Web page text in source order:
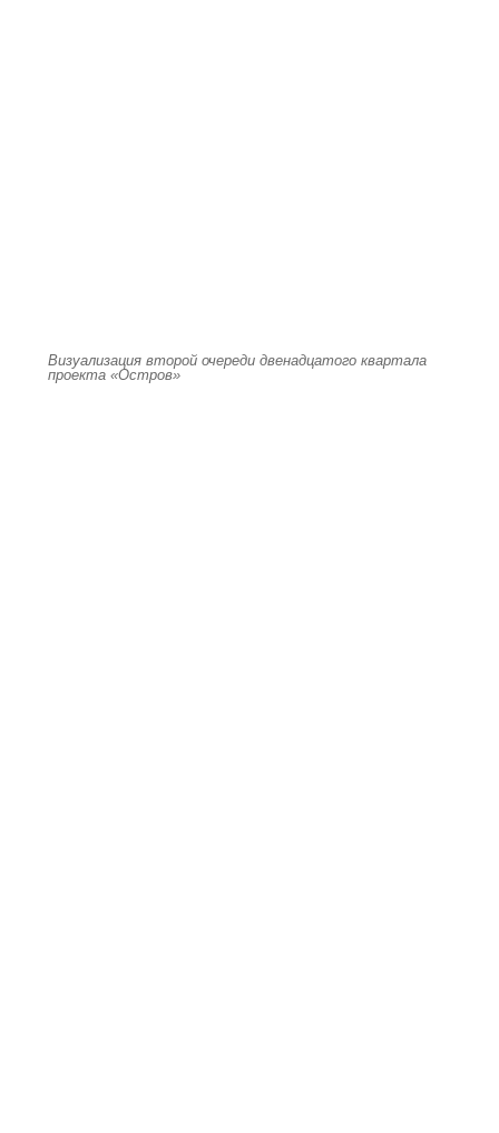
Визуализация второй очереди двенадцатого квартала
проекта «Остров»